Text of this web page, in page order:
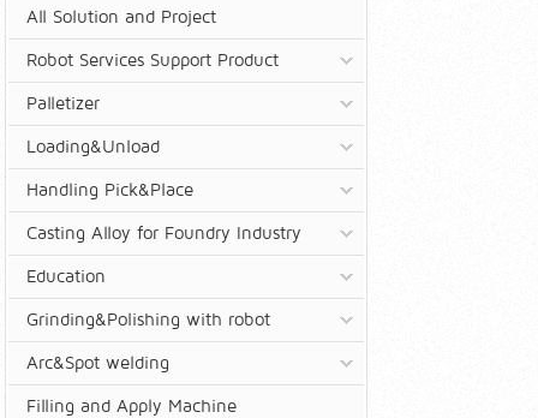
All Solution and Project
Robot Services Support Product
Palletizer
Loading&Unload
Handling Pick&Place
Casting Alloy for Foundry Industry
Education
Grinding&Polishing with robot
Arc&Spot welding
Filling and Apply Machine